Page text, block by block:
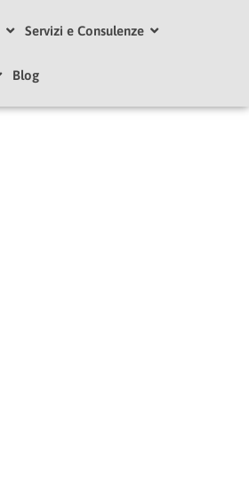
Servizi e Consulenze
Blog